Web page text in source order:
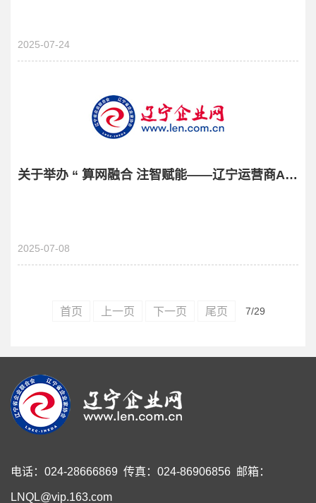
2025-07-24
关于举办 “ 算网融合 注智赋能——辽宁运营商AI生态大会 ” 的通知
2025-07-08
首页 上一页 下一页 尾页 7/29
电话：024-28666869 传真：024-86906856 邮箱：
LNQL@vip.163.com